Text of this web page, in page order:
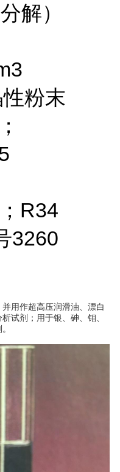
分解）
粉末
R34
3260
用作超高压润滑油、漂白
试剂；用于银、砷、钼、